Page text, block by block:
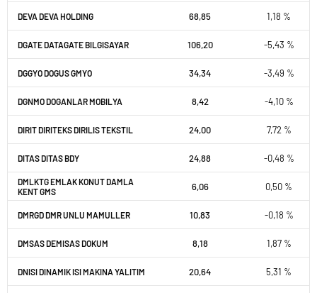
DEVA DEVA HOLDING 68,85 1,18 %
DGATE DATAGATE BILGISAYAR 106,20 -5,43 %
DGGYO DOGUS GMYO 34,34 -3,49 %
DGNMO DOGANLAR MOBILYA 8,42 -4,10 %
DIRIT DIRITEKS DIRILIS TEKSTIL 24,00 7,72 %
DITAS DITAS BDY 24,88 -0,48 %
DMLKTG EMLAK KONUT DAMLA
KENT GMS
6,06 0,50 %
DMRGD DMR UNLU MAMULLER 10,83 -0,18 %
DMSAS DEMISAS DOKUM 8,18 1,87 %
DNISI DINAMIK ISI MAKINA YALITIM 20,64 5,31 %